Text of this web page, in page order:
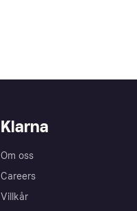
Klarna
Om oss
Careers
Villkår